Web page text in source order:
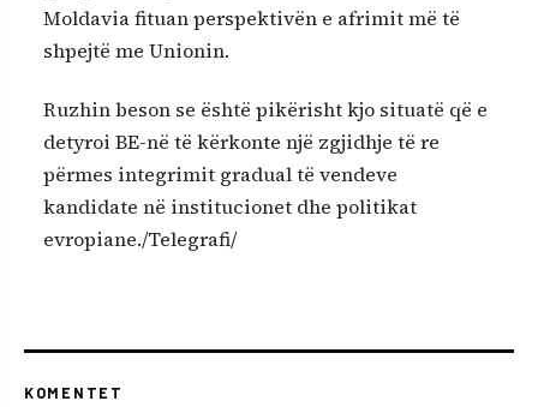
Moldavia fituan perspektivën e afrimit më të
shpejtë me Unionin.
Ruzhin beson se është pikërisht kjo situatë që e
detyroi BE-në të kërkonte një zgjidhje të re
përmes integrimit gradual të vendeve
kandidate në institucionet dhe politikat
evropiane./Telegrafi/
KOMENTET